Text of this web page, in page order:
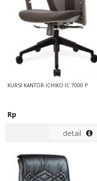
KURSI KANTOR ICHIKO IC 7000 P
Rp
detail